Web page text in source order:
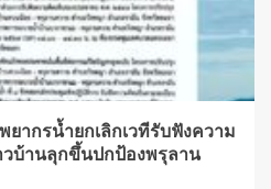
ากรน้ำยกเลิกเวทีรับฟังความ
บ้านลุกขึ้นปกป้องพรุลาน